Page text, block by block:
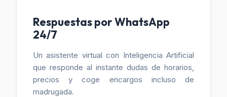
Respuestas por WhatsApp
24/7
Un asistente virtual con Inteligencia Artificial
que responde al instante dudas de horarios,
precios y coge encargos incluso de
madrugada.